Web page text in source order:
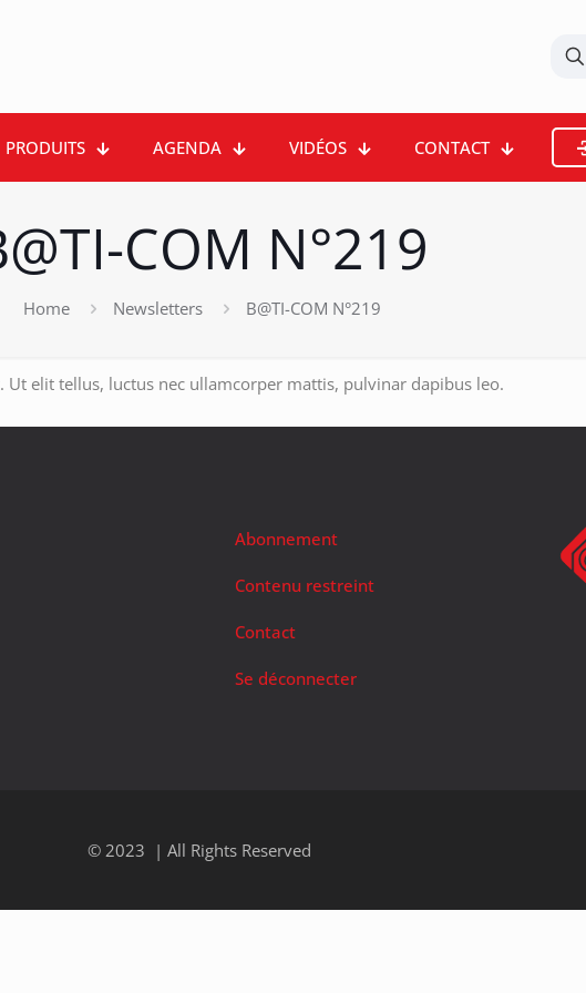
PRODUITS AGENDA VIDÉOS CONTACT
COM N°219
Home Newsletters B@TI-COM N°219
elit tellus, luctus nec ullamcorper mattis, pulvinar dapibus leo.
Abonnement
Contenu restreint
Contact
Se déconnecter
© 2023 | All Rights Reserved